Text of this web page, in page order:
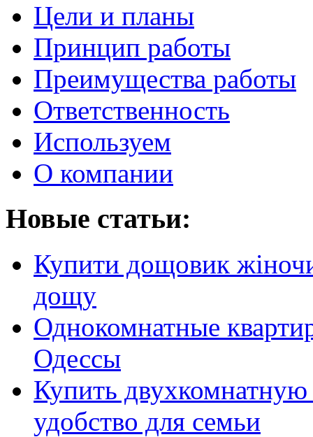
Цели и планы
Принцип работы
Преимущества работы
Ответственность
Используем
О компании
Новые статьи:
Купити дощовик
дощу
Однокомнатные
Одессы
Купить
удобство для семьи